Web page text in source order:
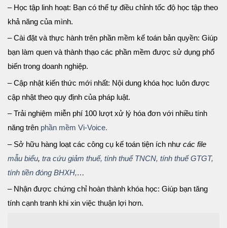
– Học tập linh hoạt: Bạn có thể tự điều chỉnh tốc độ học tập theo
khả năng của mình.
– Cài đặt và thực hành trên phần mềm kế toán bản quyền: Giúp
bạn làm quen và thành thạo các phần mềm được sử dụng phổ
biến trong doanh nghiệp.
– Cập nhật kiến thức mới nhất: Nội dung khóa học luôn được
cập nhật theo quy định của pháp luật.
– Trải nghiệm miễn phí 100 lượt xử lý hóa đơn với nhiều tính
năng trên phần mềm Vi-Voice.
– Sở hữu hàng loạt các công cụ kế toán tiện ích như các file
mẫu biểu, tra cứu giảm thuế, tính thuế TNCN, tính thuế GTGT,
tính tiền đóng BHXH,…
– Nhận được chứng chỉ hoàn thành khóa học: Giúp bạn tăng
tính cạnh tranh khi xin việc thuận lợi hơn.